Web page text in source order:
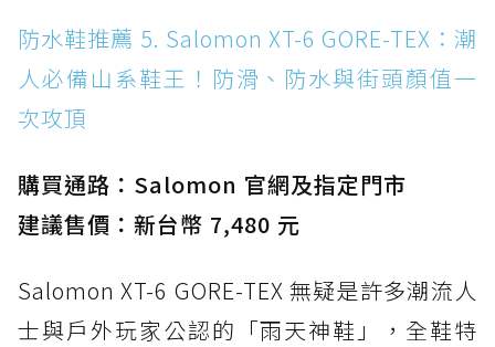
防水鞋推薦 5. Salomon XT-6 GORE-TEX：潮
人必備山系鞋王！防滑、防水與街頭顏值一
次攻頂
購買通路：Salomon 官網及指定門市
建議售價：新台幣 7,480 元
Salomon XT-6 GORE-TEX 無疑是許多潮流人
士與戶外玩家公認的「雨天神鞋」，全鞋特